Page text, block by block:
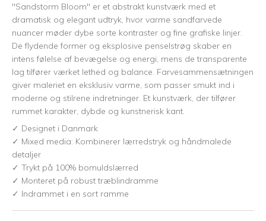
"Sandstorm Bloom" er et abstrakt kunstværk med et
dramatisk og elegant udtryk, hvor varme sandfarvede
nuancer møder dybe sorte kontraster og fine grafiske linjer.
De flydende former og eksplosive penselstrøg skaber en
intens følelse af bevægelse og energi, mens de transparente
lag tilfører værket lethed og balance. Farvesammensætningen
giver maleriet en eksklusiv varme, som passer smukt ind i
moderne og stilrene indretninger. Et kunstværk, der tilfører
rummet karakter, dybde og kunstnerisk kant.
✓ Designet i Danmark
✓ Mixed media: Kombinerer lærredstryk og håndmalede
detaljer
✓ Trykt på 100% bomuldslærred
✓ Monteret på robust træblindramme
✓ Indrammet i en sort ramme